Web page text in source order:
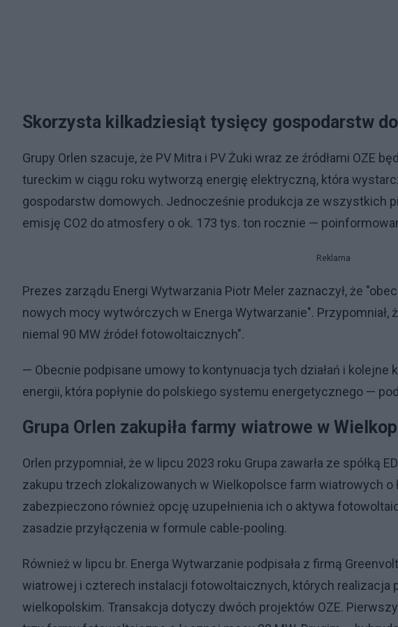
Skorzysta kilkadziesiąt tysięcy gospodarstw
Grupy Orlen szacuje, że PV Mitra i PV Żuki wraz ze źródłami OZE
tureckim w ciągu roku wytworzą energię elektryczną, która
gospodarstw domowych. Jednocześnie produkcja ze wszystkich
emisję CO2 do atmosfery o ok. 173 tys. ton rocznie —
Reklama
Prezes zarządu Energi Wytwarzania Piotr Meler zaznaczył, że
nowych mocy wytwórczych w Energa Wytwarzanie". Przypomniał,
niemal 90 MW źródeł fotowoltaicznych".
— Obecnie podpisane umowy to kontynuacja tych działań i
energii, która popłynie do polskiego systemu energetycznego —
Grupa Orlen zakupiła farmy wiatrowe w
Orlen przypomniał, że w lipcu 2023 roku Grupa zawarła ze spółką
zakupu trzech zlokalizowanych w Wielkopolsce farm wiatrowych o
zabezpieczono również opcję uzupełnienia ich o aktywa
zasadzie przyłączenia w formule cable-pooling.
Również w lipcu br. Energa Wytwarzanie podpisała z firmą
wiatrowej i czterech instalacji fotowoltaicznych, których realizacja
wielkopolskim. Transakcja dotyczy dwóch projektów OZE.